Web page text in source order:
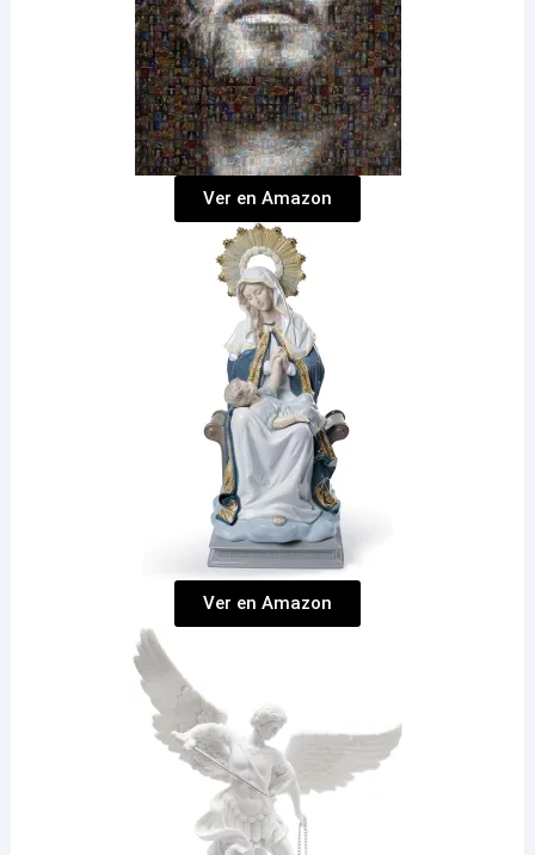
Ver en Amazon
Ver en Amazon